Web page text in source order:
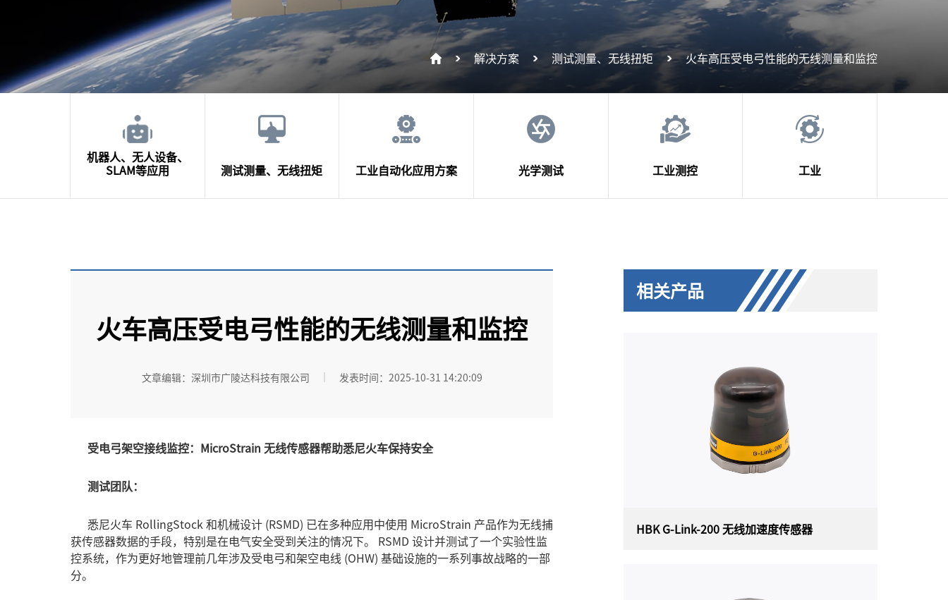
解决方案 测试测量、无线扭矩 火车高压受电弓性能的无线测量和监控
机器人、无人设备、
SLAM等应用 测试测量、无线扭矩 工业自动化应用方案 光学测试 工业测控 工业
火车高压受电弓性能的无线测量和监控
文章编辑：深圳市广陵达科技有限公司 发表时间：2025-10-31 14:20:09
受电弓架空接线监控：MicroStrain 无线传感器帮助悉尼火车保持安全
测试团队：
悉尼火车 RollingStock 和机械设计 (RSMD) 已在多种应用中使用 MicroStrain 产品作为无线捕
获传感器数据的手段，特别是在电气安全受到关注的情况下。 RSMD 设计并测试了一个实验性监
控系统，作为更好地管理前几年涉及受电弓和架空电线 (OHW) 基础设施的一系列事故战略的一部
分。
相关产品
HBK G-Link-200 无线加速度传感器